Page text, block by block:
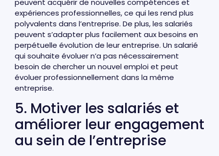
peuvent acquérir de nouvelles compétences et
expériences professionnelles, ce qui les rend plus
polyvalents dans l’entreprise. De plus, les salariés
peuvent s’adapter plus facilement aux besoins en
perpétuelle évolution de leur entreprise. Un salarié
qui souhaite évoluer n’a pas nécessairement
besoin de chercher un nouvel emploi et peut
évoluer professionnellement dans la même
entreprise.
5. Motiver les salariés et
améliorer leur engagement
au sein de l’entreprise